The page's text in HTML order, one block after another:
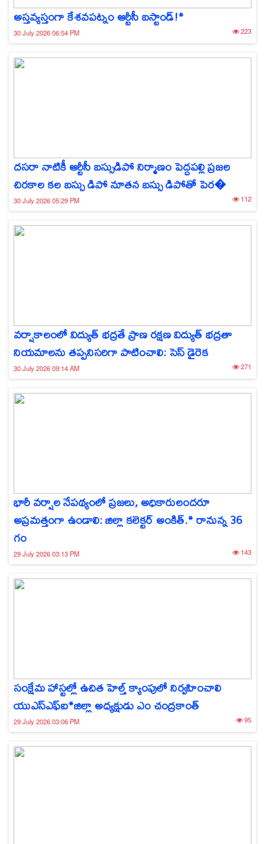
అస్తవ్యస్తంగా కేశవపట్నం ఆర్టీసీ బస్టాండ్!*
30 July 2026 06:54 PM 223
దసరా నాటికీ ఆర్టీసీ బస్సుడిపో నిర్మాణం పెద్దపల్లి ప్రజల
చిరకాల కల బస్సు డిపో నూతన బస్సు డిపోతో పెర�
30 July 2026 05:29 PM 112
వర్షాకాలంలో విద్యుత్ భద్రతే ప్రాణ రక్షణ విద్యుత్ భద్రతా
నియమాలను తప్పనిసరిగా పాటించాలి: సెస్ డైరెక
30 July 2026 09:14 AM 271
భారీ వర్షాల నేపథ్యంలో ప్రజలు, అధికారులందరూ
అప్రమత్తంగా ఉండాలి: జిల్లా కలెక్టర్ అంకిత్.* రానున్న 36
గం
29 July 2026 03:13 PM 143
సంక్షేమ హాస్టల్లో ఉచిత హెల్త్ క్యాంపులో నిర్వహించాలి
యుఎస్ఎఫ్ఐ*జిల్లా అధ్యక్షుడు ఎం చంద్రకాంత్
29 July 2026 03:06 PM 95